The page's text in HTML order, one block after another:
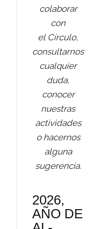
colaborar
con
el Círculo,
consultarnos
cualquier
duda,
conocer
nuestras
actividades
o hacernos
alguna
sugerencia.
2026,
AÑO DE